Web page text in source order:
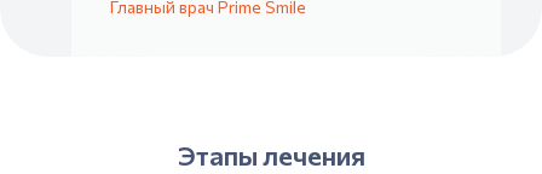
Главный врач Prime Smile
Этапы лечения